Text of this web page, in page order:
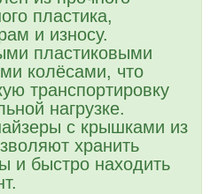
пластика,
и износу.
пластиковыми
колёсами, что
транспортировку
нагрузке.
с крышками из
хранить
и быстро находить